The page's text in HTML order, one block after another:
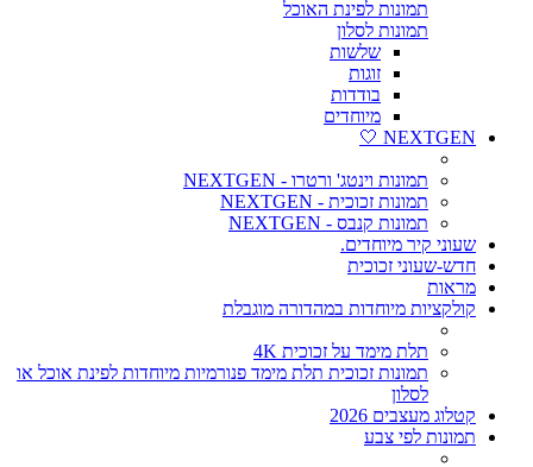
תמונות לפינת האוכל
תמונות לסלון
שלשות
זוגות
בודדות
מיוחדים
NEXTGEN 🤍
תמונות וינטג' ורטרו - NEXTGEN
תמונות זכוכית - NEXTGEN
תמונות קנבס - NEXTGEN
שעוני קיר מיוחדים.
חדש-שעוני זכוכית
מראות
קולקציות מיוחדות במהדורה מוגבלת
תלת מימד על זכוכית 4K
תמונות זכוכית תלת מימד פנורמיות מיוחדות לפינת אוכל או
לסלון
קטלוג מעצבים 2026
תמונות לפי צבע